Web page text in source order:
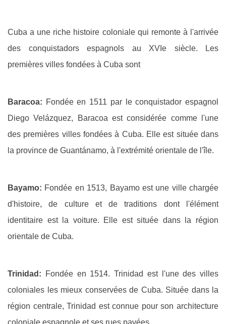
Cuba a une riche histoire coloniale qui remonte à l'arrivée
des conquistadors espagnols au XVIe siècle. Les
premières villes fondées à Cuba sont
Baracoa: Fondée en 1511 par le conquistador espagnol
Diego Velázquez, Baracoa est considérée comme l'une
des premières villes fondées à Cuba. Elle est située dans
la province de Guantánamo, à l'extrémité orientale de l'île.
Bayamo: Fondée en 1513, Bayamo est une ville chargée
d'histoire, de culture et de traditions dont l'élément
identitaire est la voiture. Elle est située dans la région
orientale de Cuba.
Trinidad: Fondée en 1514. Trinidad est l'une des villes
coloniales les mieux conservées de Cuba. Située dans la
région centrale, Trinidad est connue pour son architecture